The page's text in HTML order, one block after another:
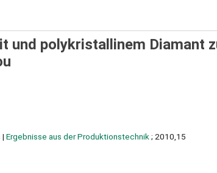
und polykristallinem Diamant
| Ergebnisse aus der Produktionstechnik ; 2010,15